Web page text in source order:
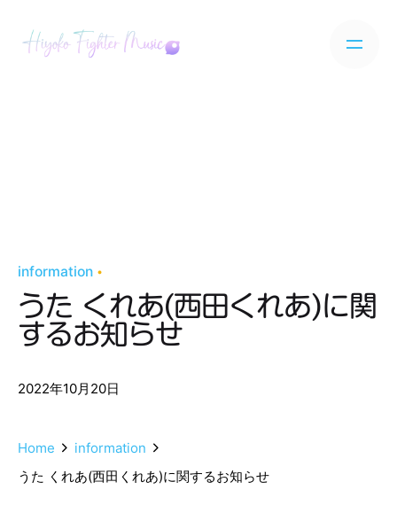
content
information
うた くれあ(西田くれあ)に関
するお知らせ
2022年10月20日
Home
information
うた くれあ(西田くれあ)に関するお知らせ